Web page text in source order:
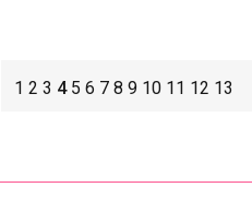
1 2 3 4 5 6 7 8 9 10 11 12 13